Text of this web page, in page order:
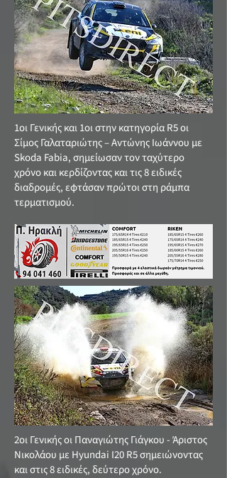
1οι Γενικής και 1οι στην κατηγορία R5 οι
Σίμος Γαλαταριώτης – Αντώνης Ιωάννου με
Skoda Fabia, σημείωσαν τον ταχύτερο
χρόνο και κερδίζοντας και τις 8 ειδικές
διαδρομές, εφτάσαν πρώτοι στη ράμπα
τερματισμού.
2οι Γενικής οι Παναγιώτης Γιάγκου - Άριστος
Νικολάου με Hyundai Ι20 R5 σημειώνοντας
και στις 8 ειδικές, δεύτερο χρόνο.